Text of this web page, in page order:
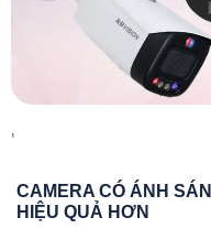
'
CAMERA CÓ ÁNH
HIỆU QUẢ HƠN